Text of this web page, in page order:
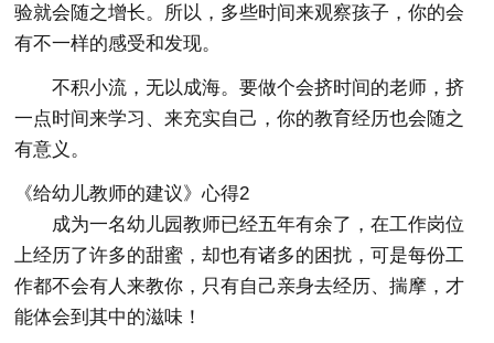
验就会随之增长。所以，多些时间来观察孩子，你的会
有不一样的感受和发现。
不积小流，无以成海。要做个会挤时间的老师，挤
一点时间来学习、来充实自己，你的教育经历也会随之
有意义。
《给幼儿教师的建议》心得2
成为一名幼儿园教师已经五年有余了，在工作岗位
上经历了许多的甜蜜，却也有诸多的困扰，可是每份工
作都不会有人来教你，只有自己亲身去经历、揣摩，才
能体会到其中的滋味！